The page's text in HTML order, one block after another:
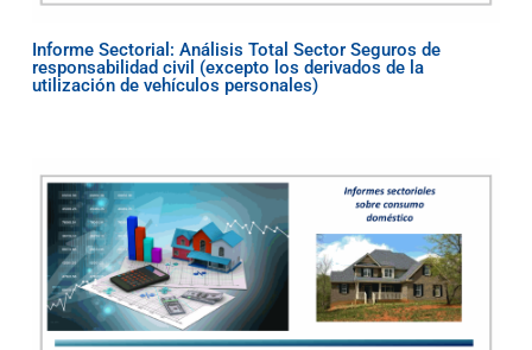
Informe Sectorial: Análisis Total Sector Seguros de
responsabilidad civil (excepto los derivados de la
utilización de vehículos personales)